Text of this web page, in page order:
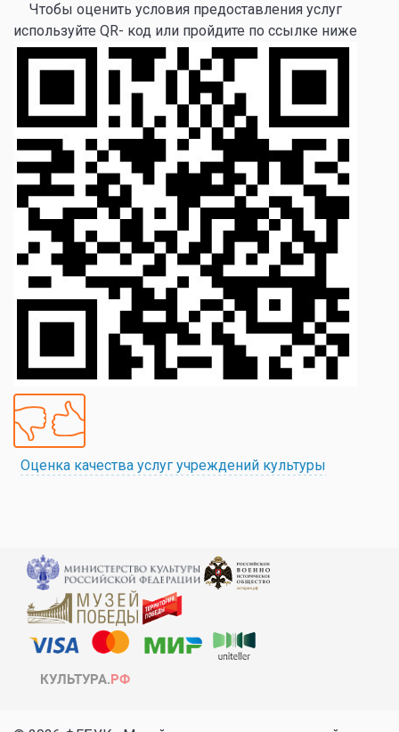
Чтобы оценить условия предоставления услуг
используйте QR- код или пройдите по ссылке ниже
Оценка качества услуг учреждений культуры